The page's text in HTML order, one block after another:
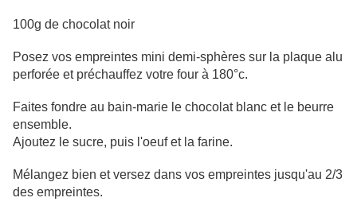
100g de chocolat noir
Posez vos empreintes mini demi-sphères sur la plaque alu
perforée et préchauffez votre four à 180°c.
Faites fondre au bain-marie le chocolat blanc et le beurre
ensemble.
Ajoutez le sucre, puis l'oeuf et la farine.
Mélangez bien et versez dans vos empreintes jusqu'au 2/3
des empreintes.